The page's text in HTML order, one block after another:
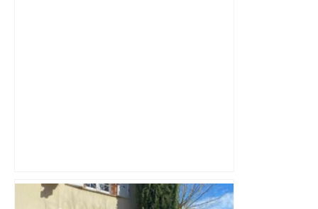
Toulouse. La Semaine du Cerveau au